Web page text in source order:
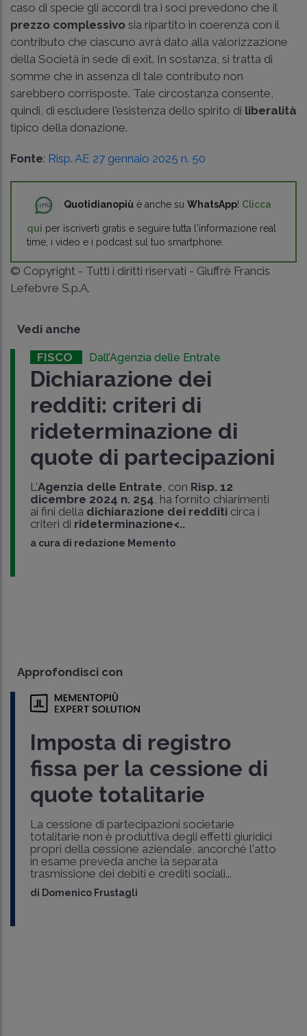
caso di specie gli accordi tra i soci prevedono che il
prezzo complessivo sia ripartito in coerenza con il
contributo che ciascuno avrà dato alla valorizzazione
della Società in sede di exit. In sostanza, si tratta di
somme che in assenza di tale contributo non
sarebbero corrisposte. Tale circostanza consente,
quindi, di escludere l'esistenza dello spirito di liberalità
tipico della donazione.
Fonte: Risp. AE 27 gennaio 2025 n. 50
Quotidianopiù è anche su WhatsApp! Clicca
qui per iscriverti gratis e seguire tutta l'informazione real
time, i video e i podcast sul tuo smartphone.
© Copyright - Tutti i diritti riservati - Giuffrè Francis
Lefebvre S.p.A.
Vedi anche
FISCO Dall’Agenzia delle Entrate
Dichiarazione dei
redditi: criteri di
rideterminazione di
quote di partecipazioni
L'Agenzia delle Entrate, con Risp. 12
dicembre 2024 n. 254, ha fornito chiarimenti
ai fini della dichiarazione dei redditicirca i
criteri di rideterminazione<..
a cura di redazione Memento
Approfondisci con
Imposta di registro
fissa per la cessione di
quote totalitarie
La cessione di partecipazioni societarie
totalitarie non è produttiva degli effetti giuridici
propri della cessione aziendale, ancorché l'atto
in esame preveda anche la separata
trasmissione dei debiti e crediti sociali...
di Domenico Frustagli